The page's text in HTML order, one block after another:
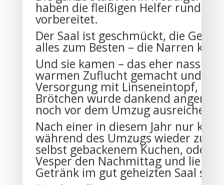
haben die fleißigen Helfer rund
vorbereitet.
Der Saal ist geschmückt, die
alles zum Besten – die Narren
Und sie kamen – das eher
warmen Zuflucht gemacht und
Versorgung mit Linseneintopf,
Brötchen wurde dankend
noch vor dem Umzug ausreichend
Nach einer in diesem Jahr nur
während des Umzugs wieder
selbst gebackenem Kuchen, oder
Vesper den Nachmittag und
Getränk im gut geheizten Saal